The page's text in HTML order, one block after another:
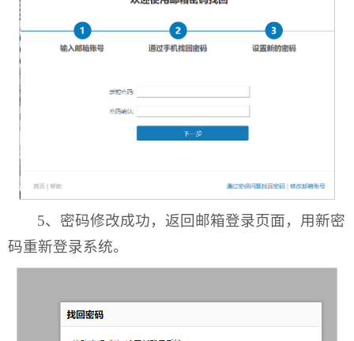
5、密码修改成功，返回邮箱登录页面，用新密
码重新登录系统。